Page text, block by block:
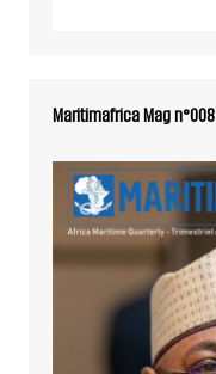
Maritimafrica Mag n°008